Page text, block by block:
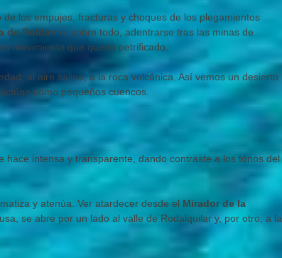
los empujes, fracturas y choques de los plegamientos
de Roldan o, sobre todo, adentrarse tras las minas de
movimiento que quedó petrificado.
al aire salino, a la roca volcánica. Así vemos un desierto
como pequeños cuencos.
intensa y transparente, dando contraste a los tonos del
y atenúa. Ver atardecer desde el Mirador de la
se abre por un lado al valle de Rodalquilar y, por otro, a la